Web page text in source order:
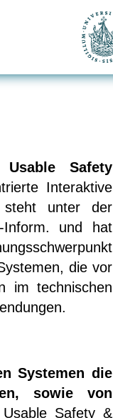
Usable Safety
Interaktive
steht unter der
Inform. und hat
die vor
im technischen
Systemen die
sowie von
Safety &